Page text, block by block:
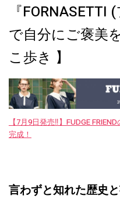
『FORNASETTI
で自分にご褒美
こ歩き 】
【7月9日発売‼︎】FUDGE
完成！
言わずと知れた歴史